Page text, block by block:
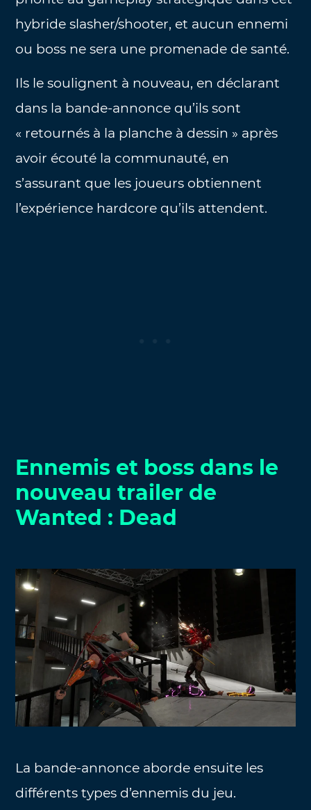
hybride slasher/shooter, et aucun ennemi
ou boss ne sera une promenade de santé.
Ils le soulignent à nouveau, en déclarant
dans la bande-annonce qu’ils sont
« retournés à la planche à dessin » après
avoir écouté la communauté, en
s’assurant que les joueurs obtiennent
l’expérience hardcore qu’ils attendent.
Ennemis et boss dans le
nouveau trailer de
Wanted : Dead
La bande-annonce aborde ensuite les
différents types d’ennemis du jeu.